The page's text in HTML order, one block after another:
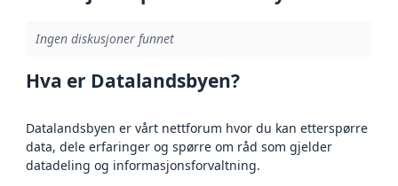
Ingen diskusjoner funnet
Hva er Datalandsbyen?
Datalandsbyen er vårt nettforum hvor du kan etterspørre
data, dele erfaringer og spørre om råd som gjelder
datadeling og informasjonsforvaltning.